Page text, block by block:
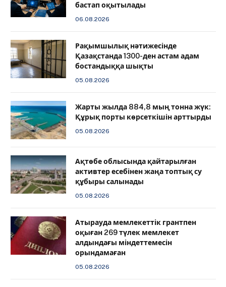
бастап оқытылады
06.08.2026
Рақымшылық нәтижесінде
Қазақстанда 1300-ден астам адам
бостандыққа шықты
05.08.2026
Жарты жылда 884,8 мың тонна жүк:
Құрық порты көрсеткішін арттырды
05.08.2026
Ақтөбе облысында қайтарылған
активтер есебінен жаңа топтық су
құбыры салынады
05.08.2026
Атырауда мемлекеттік грантпен
оқыған 269 түлек мемлекет
алдындағы міндеттемесін
орындамаған
05.08.2026